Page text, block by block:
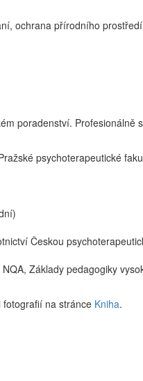
ochrana přírodního
poradenství. Profesionálně
psychoterapeutické
Českou
Základy pedagogiky
na stránce Kniha.